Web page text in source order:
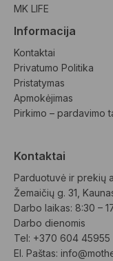
MK LIFE
Informacija
Kontaktai
Privatumo Politika
Pristatymas
Apmokėjimas
Pirkimo – pardavimo
Kontaktai
Parduotuvė ir prekių
Žemaičių g. 31,
Darbo laikas: 8:30 –
Darbo dienomis
Tel: +370 604 45955
El. Paštas: